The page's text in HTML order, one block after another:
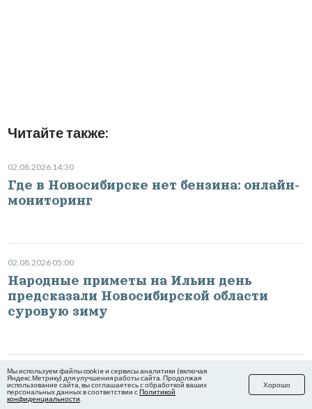
Читайте также:
02.08.2026 14:30
Где в Новосибирске нет бензина: онлайн-
мониторинг
02.08.2026 05:00
Народные приметы на Ильин день
предсказали Новосибирской области
суровую зиму
03.08.2026 22:35
«Это большая победа»: зачем президент
Мы используем файлы cookie и сервисы аналитики (включая
Яндекс.Метрику) для улучшения работы сайта. Продолжая
использование сайта, вы соглашаетесь с обработкой ваших
персональных данных в соответствии сПолитикой
конфиденциальности
Хорошо